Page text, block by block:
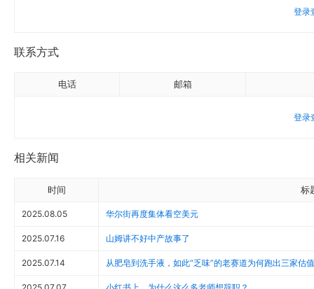
登录
联系方式
电话 邮箱
登录
相关新闻
时间 标
2025.08.05 华尔街再度集体看空美元
2025.07.16 山姆讲不好中产故事了
2025.07.14 从肥皂到洗手液，如此“乏味”的老赛道为何跑出三家估